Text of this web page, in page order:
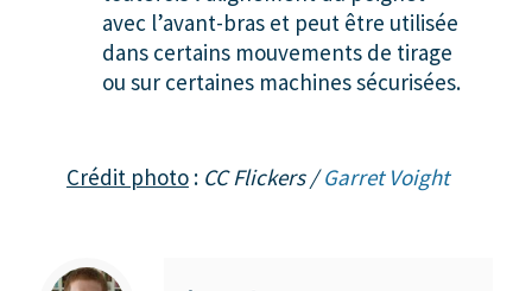
avec l’avant-bras et peut être utilisée
dans certains mouvements de tirage
ou sur certaines machines sécurisées.
Crédit photo: CC Flickers /Garret Voight